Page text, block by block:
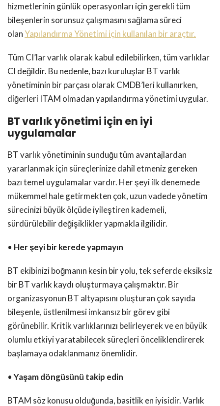
hizmetlerinin günlük operasyonları için gerekli tüm
bileşenlerin sorunsuz çalışmasını sağlama süreci
olanYapılandırma Yönetimi için kullanılan bir araçtır.
Tüm CI’lar varlık olarak kabul edilebilirken, tüm varlıklar
CI değildir. Bu nedenle, bazı kuruluşlar BT varlık
yönetiminin bir parçası olarak CMDB’leri kullanırken,
diğerleri ITAM olmadan yapılandırma yönetimi uygular.
BT varlık yönetimi için en iyi
uygulamalar
BT varlık yönetiminin sunduğu tüm avantajlardan
yararlanmak için süreçlerinize dahil etmeniz gereken
bazı temel uygulamalar vardır. Her şeyi ilk denemede
mükemmel hale getirmekten çok, uzun vadede yönetim
sürecinizi büyük ölçüde iyileştiren kademeli,
sürdürülebilir değişiklikler yapmakla ilgilidir.
• Her şeyi bir kerede yapmayın
BT ekibinizi boğmanın kesin bir yolu, tek seferde eksiksiz
bir BT varlık kaydı oluşturmaya çalışmaktır. Bir
organizasyonun BT altyapısını oluşturan çok sayıda
bileşenle, üstlenilmesi imkansız bir görev gibi
görünebilir. Kritik varlıklarınızı belirleyerek ve en büyük
olumlu etkiyi yaratabilecek süreçleri önceliklendirerek
başlamaya odaklanmanız önemlidir.
•Yaşam döngüsünü takip edin
BTAM söz konusu olduğunda, basitlik en iyisidir. Varlık